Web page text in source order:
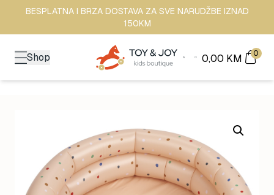
BESPLATNA I BRZA DOSTAVA ZA SVE NARUDŽBE IZNAD
150KM
Shop 0,00 KM 0